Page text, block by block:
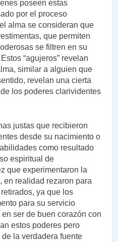
poseen estas
por el proceso
alma se consideran que
que permiten
se filtren en su
“agujeros” revelan
similar a alguien que
revelan una cierta
los poderes clarividentes
justas que recibieron
desde su nacimiento o
como resultado
espiritual de
que experimentaron la
en realidad rezaron para
ya que los
para su servicio
ser de buen corazón con
estos poderes pero
la verdadera fuente